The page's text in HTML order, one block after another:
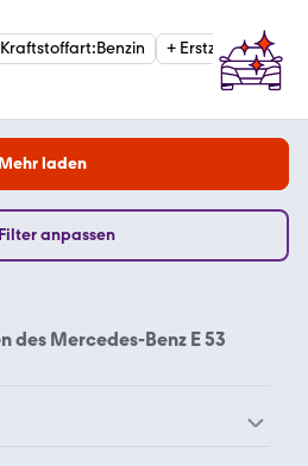
Kraftstoffart:Benzin + Erstzulassung
Mehr laden
Filter anpassen
des Mercedes-Benz E 53